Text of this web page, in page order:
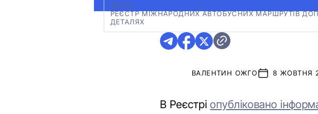
ФОТО:
РЕЄСТР МІЖНАРОДНИХ АВТОБУСНИХ МАРШРУТІВ
ДЕТАЛЯХ
ВАЛЕНТИН ОЖГО 8 ЖОВТНЯ
В Реєстріопубліковано